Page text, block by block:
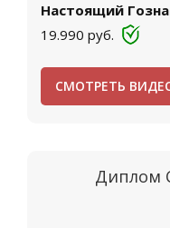
Настоящий
19.990 руб.
СМОТРЕТЬ
Диплом